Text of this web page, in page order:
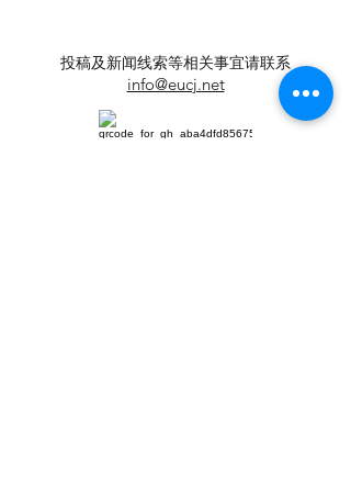
投稿及新闻线索等相关事宜请联系
info@eucj.net